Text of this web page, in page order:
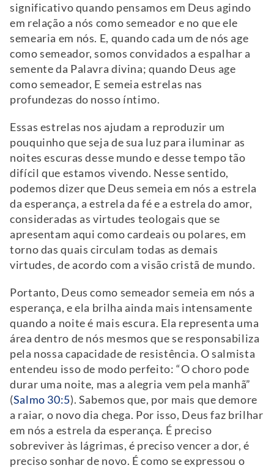
significativo quando pensamos em Deus agindo
em relação a nós como semeador e no que ele
semearia em nós. E, quando cada um de nós age
como semeador, somos convidados a espalhar a
semente da Palavra divina; quando Deus age
como semeador, E semeia estrelas nas
profundezas do nosso íntimo.
Essas estrelas nos ajudam a reproduzir um
pouquinho que seja de sua luz para iluminar as
noites escuras desse mundo e desse tempo tão
difícil que estamos vivendo. Nesse sentido,
podemos dizer que Deus semeia em nós a estrela
da esperança, a estrela da fé e a estrela do amor,
consideradas as virtudes teologais que se
apresentam aqui como cardeais ou polares, em
torno das quais circulam todas as demais
virtudes, de acordo com a visão cristã de mundo.
Portanto, Deus como semeador semeia em nós a
esperança, e ela brilha ainda mais intensamente
quando a noite é mais escura. Ela representa uma
área dentro de nós mesmos que se responsabiliza
pela nossa capacidade de resistência. O salmista
entendeu isso de modo perfeito: “O choro pode
durar uma noite, mas a alegria vem pela manhã”
(Salmo 30:5). Sabemos que, por mais que demore
a raiar, o novo dia chega. Por isso, Deus faz brilhar
em nós a estrela da esperança. É preciso
sobreviver às lágrimas, é preciso vencer a dor, é
preciso sonhar de novo. É como se expressou o